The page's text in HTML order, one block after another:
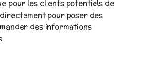
pour les clients potentiels de
pour poser des
des informations